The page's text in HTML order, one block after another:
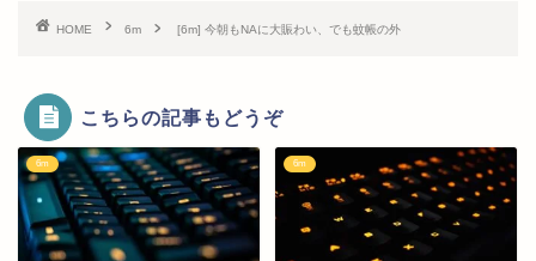
HOME 6m [6m] 今朝もNAに大賑わい、でも蚊帳の外
こちらの記事もどうぞ
6m 6m